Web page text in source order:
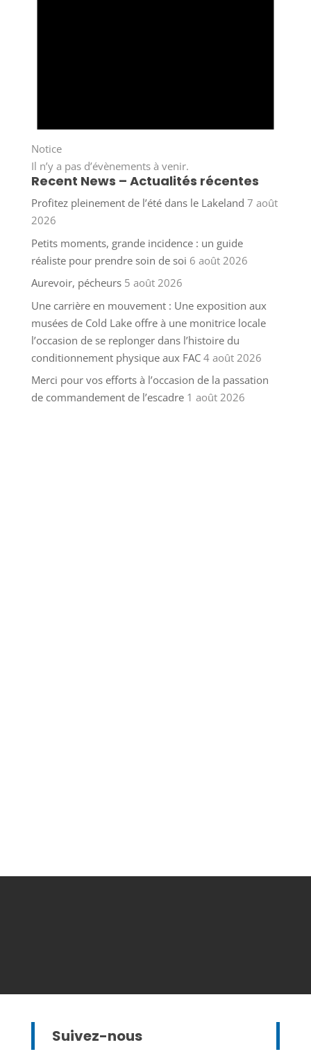
Notice
Il n’y a pas d’évènements à venir.
Recent News – Actualités récentes
Profitez pleinement de l’été dans le Lakeland 7 août
2026
Petits moments, grande incidence : un guide
réaliste pour prendre soin de soi 6 août 2026
Aurevoir, pécheurs 5 août 2026
Une carrière en mouvement : Une exposition aux
musées de Cold Lake offre à une monitrice locale
l’occasion de se replonger dans l’histoire du
conditionnement physique aux FAC 4 août 2026
Merci pour vos efforts à l’occasion de la passation
de commandement de l’escadre 1 août 2026
Suivez-nous